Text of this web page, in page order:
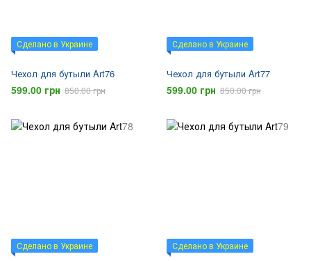
Сделано в Украине
Чехол для бутыли Art76
599.00 грн 850.00 грн
Сделано в Украине
Чехол для бутыли Art77
599.00 грн 850.00 грн
Сделано в Украине Сделано в Украине